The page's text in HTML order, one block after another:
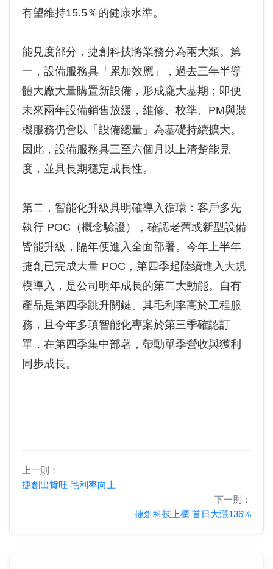
有望維持15.5％的健康水準。
能見度部分，捷創科技將業務分為兩大類。第
一，設備服務具「累加效應」，過去三年半導
體大廠大量購置新設備，形成龐大基期；即便
未來兩年設備銷售放緩，維修、校準、PM與裝
機服務仍會以「設備總量」為基礎持續擴大。
因此，設備服務具三至六個月以上清楚能見
度，並具長期穩定成長性。
第二，智能化升級具明確導入循環：客戶多先
執行 POC（概念驗證），確認老舊或新型設備
皆能升級，隔年便進入全面部署。今年上半年
捷創已完成大量 POC，第四季起陸續進入大規
模導入，是公司明年成長的第二大動能。自有
產品是第四季跳升關鍵。其毛利率高於工程服
務，且今年多項智能化專案於第三季確認訂
單，在第四季集中部署，帶動單季營收與獲利
同步成長。
上一則：
捷創出貨旺 毛利率向上
下一則：
捷創科技上櫃 首日大漲136%